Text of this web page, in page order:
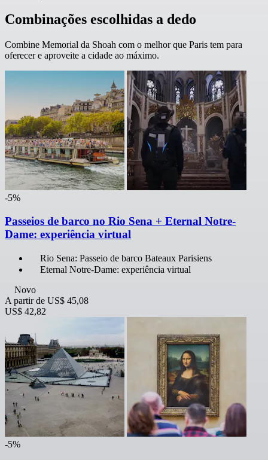
Combinações escolhidas a dedo
Combine Memorial da Shoah com o melhor que Paris tem para
oferecer e aproveite a cidade ao máximo.
-5%
Passeios de barco no Rio Sena + Eternal Notre-
Dame: experiência virtual
Rio Sena: Passeio de barco Bateaux Parisiens
Eternal Notre-Dame: experiência virtual
Novo
A partir de US$ 45,08
US$ 42,82
-5%